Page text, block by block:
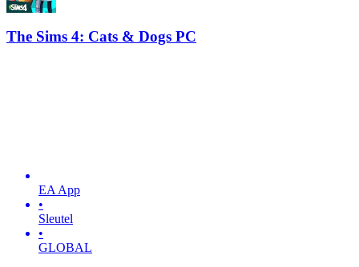
The Sims 4: Cats & Dogs PC
EA App
•
Sleutel
•
GLOBAL